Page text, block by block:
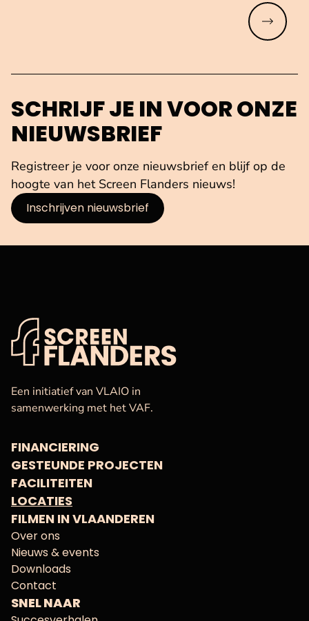
Meer
SCHRIJF JE IN VOOR ONZE
NIEUWSBRIEF
Registreer je voor onze nieuwsbrief en blijf op de
hoogte van het Screen Flanders nieuws!
Inschrijven nieuwsbrief
VAF
Een initiatief van VLAIO in
samenwerking met het VAF.
FINANCIERING
GESTEUNDE PROJECTEN
FACILITEITEN
LOCATIES
FILMEN IN VLAANDEREN
Over ons
Nieuws & events
Downloads
Contact
SNEL NAAR